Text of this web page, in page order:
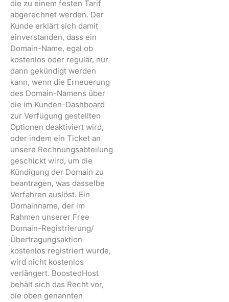
die zu einem festen Tarif
abgerechnet werden. Der
Kunde erklärt sich damit
einverstanden, dass ein
Domain-Name, egal ob
kostenlos oder regulär, nur
dann gekündigt werden
kann, wenn die Erneuerung
des Domain-Namens über
die im Kunden-Dashboard
zur Verfügung gestellten
Optionen deaktiviert wird,
oder indem ein Ticket an
unsere Rechnungsabteilung
geschickt wird, um die
Kündigung der Domain zu
beantragen, was dasselbe
Verfahren auslöst. Ein
Domainname, der im
Rahmen unserer Free
Domain-Registrierung/
Übertragungsaktion
kostenlos registriert wurde,
wird nicht kostenlos
verlängert. BoostedHost
behält sich das Recht vor,
die oben genannten